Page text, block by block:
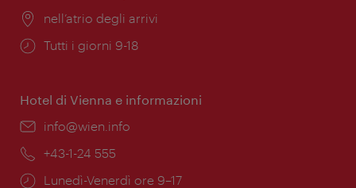
Posizione:
nell’atrio degli arrivi
Orari
Tutti i giorni 9-18
Hotel di Vienna e informazioni
Email:
info@wien.info
Telefono:
+43-1-24 555
Orari
Lunedì-Venerdì ore 9–17